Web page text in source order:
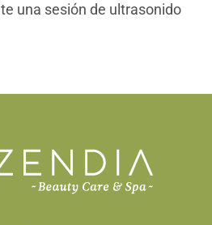
una sesión de ultrasonido